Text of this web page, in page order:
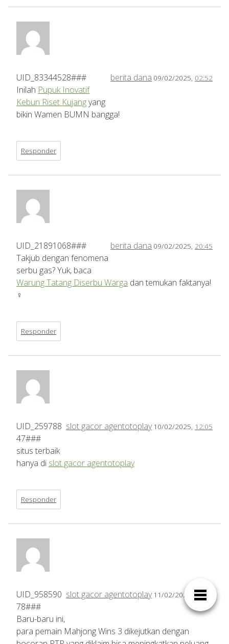
berita dana 09/02/2025, 02:52
UID_83344528###
Inilah Pupuk Inovatif
Kebun Riset Kujangyang
bikin Wamen BUMN bangga!
Responder
berita dana 09/02/2025, 20:45
UID_21891068###
Takjub dengan fenomena
serbu gas? Yuk, baca
Warung Tatang Diserbu Warga dan temukan faktanya!
️‍♀️
Responder
slot gacor agentotoplay 10/02/2025, 12:05
UID_259788
47###
situs terbaik
hanya di slot gacor agentotoplay
Responder
slot gacor agentotoplay 11/02/2025,03:07
UID_958590
78###
Baru-baru ini,
para pemain Mahjong Wins 3 dikejutkan dengan